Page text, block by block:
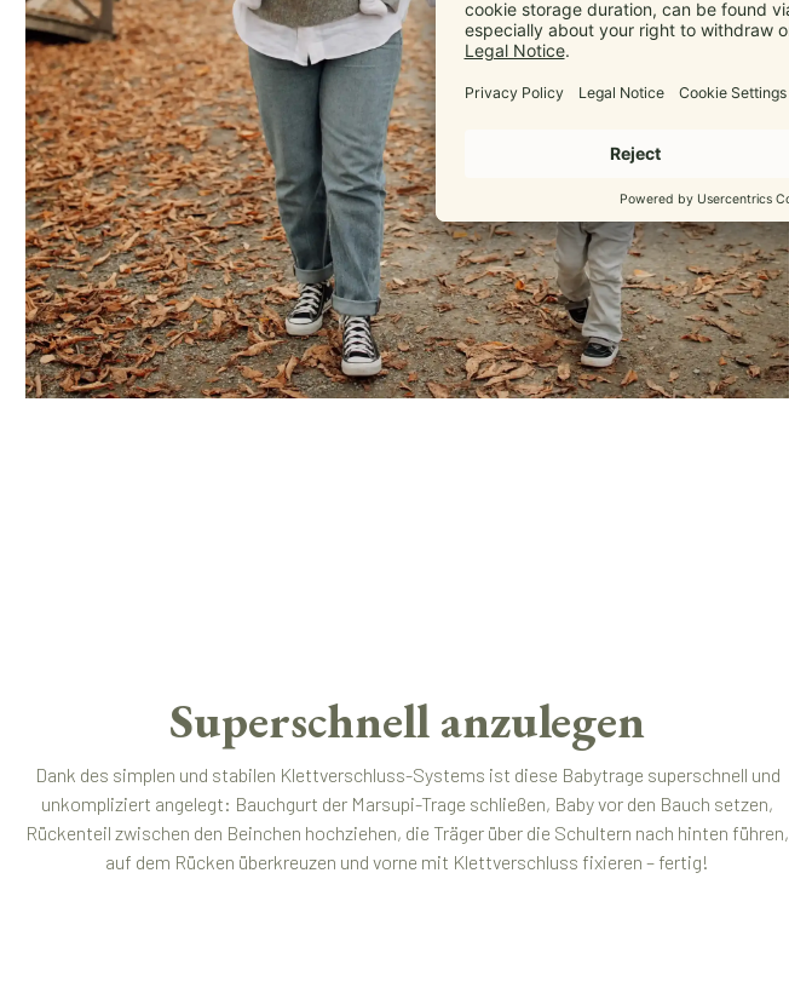
Superschnell anzulegen
Dank des simplen und stabilen Klettverschluss-Systems ist diese Babytrage superschnell und
unkompliziert angelegt: Bauchgurt der Marsupi-Trage schließen, Baby vor den Bauch setzen,
Rückenteil zwischen den Beinchen hochziehen, die Träger über die Schultern nach hinten führen,
auf dem Rücken überkreuzen und vorne mit Klettverschluss fixieren – fertig!